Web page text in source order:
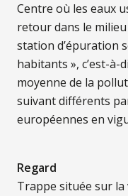
Centre où les eaux
retour dans le milieu
station d’épuration
habitants », c’est-à-
moyenne de la
suivant différents
européennes en
Regard
Trappe située sur